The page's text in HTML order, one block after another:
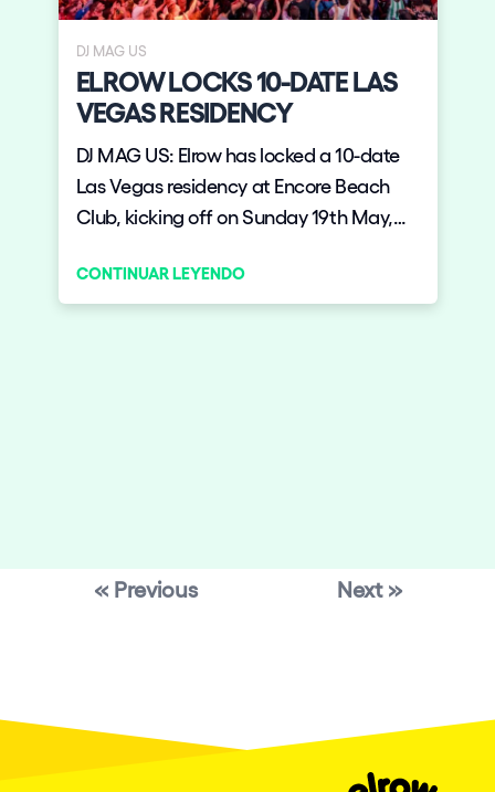
no ha dejado indiferente a nadie.
DJ MAG US
ELROW LOCKS 10-DATE LAS
VEGAS RESIDENCY
DJ MAG US: Elrow has locked a 10-date
Las Vegas residency at Encore Beach
Club, kicking off on Sunday 19th May,
CONTINUAR LEYENDO
« Previous Next »